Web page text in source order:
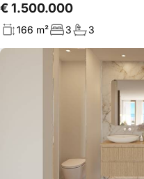
€ 1.500.000
166 m² 3 3